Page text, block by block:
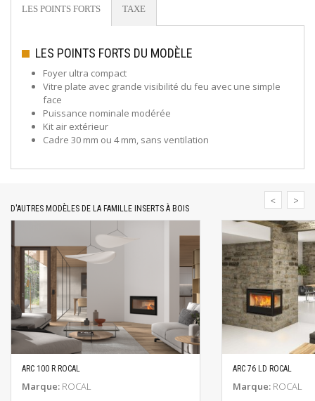
LES POINTS FORTS TAXE
LES POINTS FORTS DU MODÈLE
Foyer ultra compact
Vitre plate avec grande visibilité du feu avec une simple
face
Puissance nominale modérée
Kit air extérieur
Cadre 30 mm ou 4 mm, sans ventilation
D'AUTRES MODÈLES DE LA FAMILLE INSERTS À BOIS
EN SAVOIR PLUS
ARC 100 R ROCAL
Marque: ROCAL
EN
ARC 76 LD ROCAL
Marque: ROCAL